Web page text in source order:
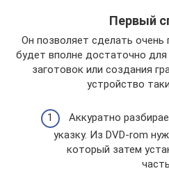
Первый
Он позволяет сделать очень
будет вполне достаточно
заготовок или создания
устройство
Аккуратно
указку. Из DVD-rom
который затем